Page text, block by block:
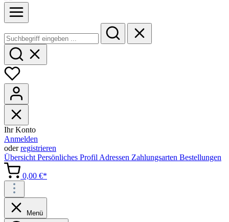
Ihr Konto
Anmelden
oderregistrieren
Übersicht Persönliches Profil Adressen Zahlungsarten Bestellungen
0,00 €*
Menü